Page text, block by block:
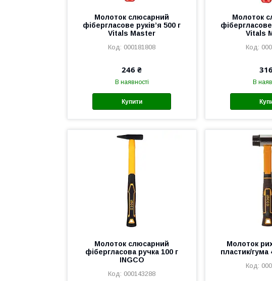
Молоток слюсарний
фібергласове руків’я 500 г
Vitals Master
000181808
246 ₴
В наявності
Купити
Молоток
фібергласове
Vitals
В
Молоток слюсарний
фібергласова ручка 100 г
INGCO
000143288
Молоток
пластик/